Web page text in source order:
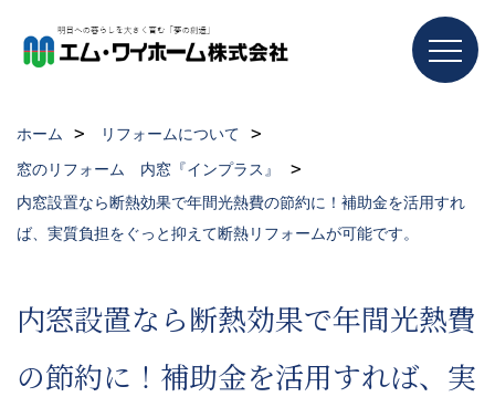
ホーム
リフォームについて
窓のリフォーム 内窓『インプラス』
内窓設置なら断熱効果で年間光熱費の節約に！補助金を活用すれ
ば、実質負担をぐっと抑えて断熱リフォームが可能です。
内窓設置なら断熱効果で年間光熱費
の節約に！補助金を活用すれば、実